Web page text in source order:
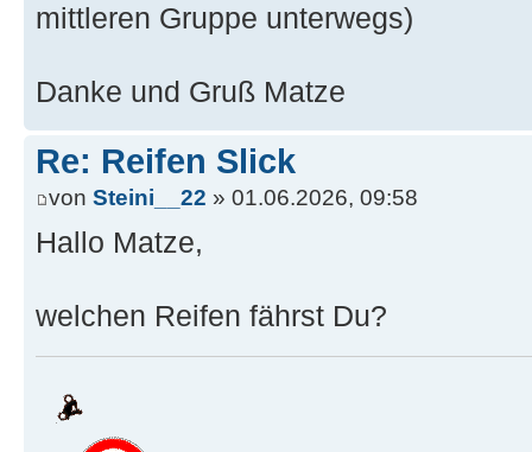
mittleren Gruppe unterwegs)
Danke und Gruß Matze
Re: Reifen Slick
von Steini__22 » 01.06.2026, 09:58
Hallo Matze,
welchen Reifen fährst Du?